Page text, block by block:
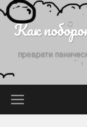
Как
преврати